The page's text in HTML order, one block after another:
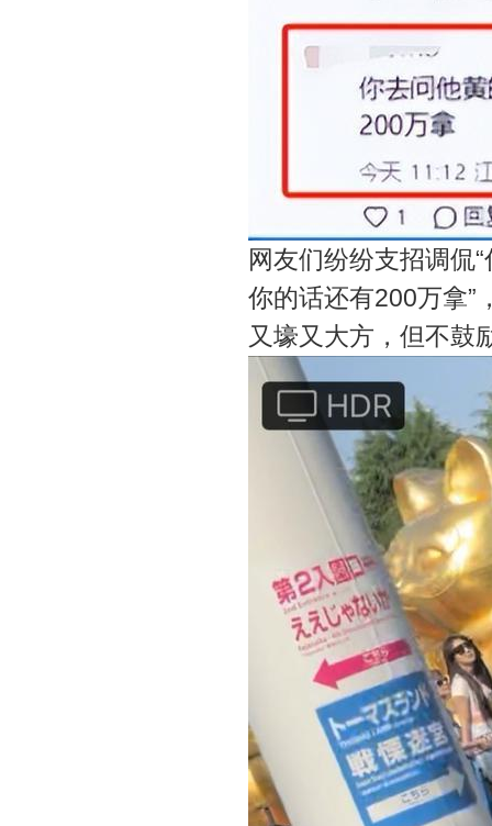
网友们纷纷支招调侃
你的话还有200万拿”
又壕又大方，但不鼓